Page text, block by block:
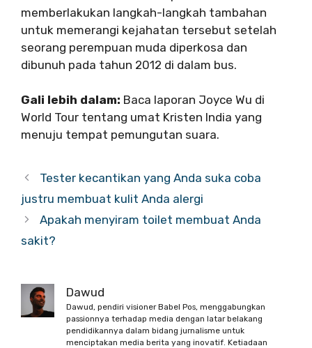
memberlakukan langkah-langkah tambahan
untuk memerangi kejahatan tersebut setelah
seorang perempuan muda diperkosa dan
dibunuh pada tahun 2012 di dalam bus.
Gali lebih dalam: Baca laporan Joyce Wu di
World Tour tentang umat Kristen India yang
menuju tempat pemungutan suara.
Tester kecantikan yang Anda suka coba
justru membuat kulit Anda alergi
Apakah menyiram toilet membuat Anda
sakit?
Dawud
Dawud, pendiri visioner Babel Pos, menggabungkan
passionnya terhadap media dengan latar belakang
pendidikannya dalam bidang jurnalisme untuk
menciptakan media berita yang inovatif. Ketiadaan